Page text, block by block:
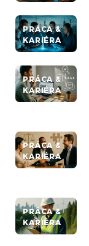
PRÁCA &
KARIÉRA
PRÁCA &
KARIÉRA
PRÁCA &
KARIÉRA
PRÁCA &
KARIÉRA